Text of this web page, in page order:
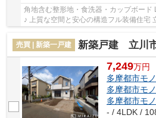
角地含む整形地・食洗器・カップボー
♪ 上質な空間と安心の構造フル装備住宅
のお買い物に♪ 立川市はますます発展し
売買 | 新築一戸建
新築戸建 立川
7,249万円
多摩都市モ
多摩都市モ
多摩都市モ
- / 4LDK /